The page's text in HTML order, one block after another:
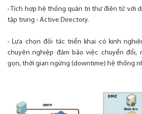
- Tích hợp hệ thống quản trị thư điện tử với
tập trung - Active Directory.
- Lựa chọn đối tác triển khai có kinh
chuyên nghiệp đảm bảo việc chuyển đổi,
gọn, thời gian ngừng (downtime) hệ thống